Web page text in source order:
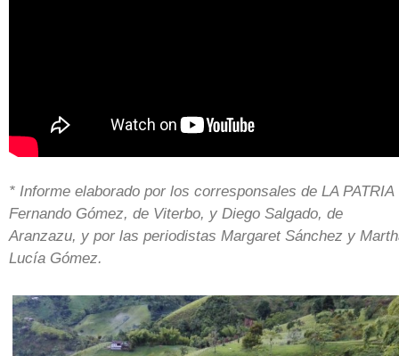
* Informe elaborado por los corresponsales de LA PATRIA
Fernando Gómez, de Viterbo, y Diego Salgado, de
Aranzazu, y por las periodistas Margaret Sánchez y
Lucía Gómez.